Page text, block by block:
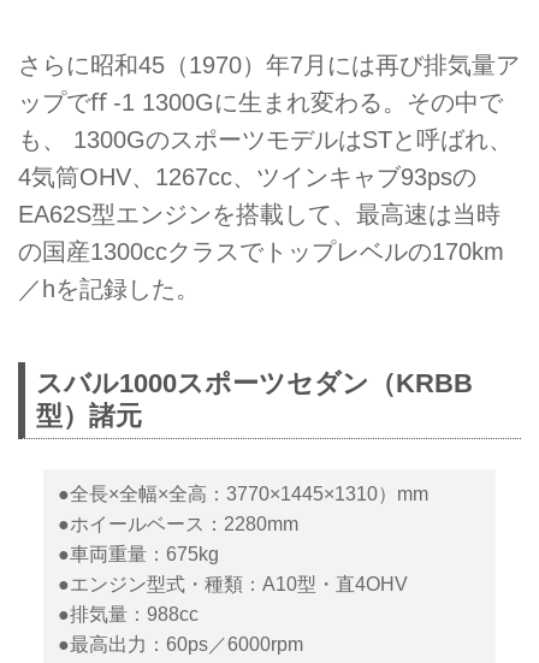
さらに昭和45（1970）年7月には再び排気量ア
ップでﬀ -1 1300Gに生まれ変わる。その中で
も、 1300GのスポーツモデルはSTと呼ばれ、
4気筒OHV、1267cc、ツインキャブ93psの
EA62S型エンジンを搭載して、最高速は当時
の国産1300ccクラスでトップレベルの170km
／hを記録した。
スバル1000スポーツセダン（KRBB
型）諸元
●全長×全幅×全高：3770×1445×1310）mm
●ホイールベース：2280mm
●車両重量：675kg
●エンジン型式・種類：A10型・直4OHV
●排気量：988cc
●最高出力：60ps／6000rpm